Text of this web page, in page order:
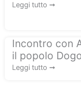
Leggi tutto ➞
Incontro con
il popolo
Leggi tutto ➞